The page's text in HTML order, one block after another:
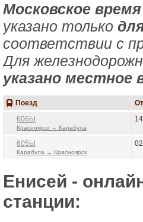
Московское время
указано только
соответствии с
Для
указано местное
Поезд
606Ы
Красноярск → Карабула
605Ы
Карабула → Красноярск
Енисей -
станции: